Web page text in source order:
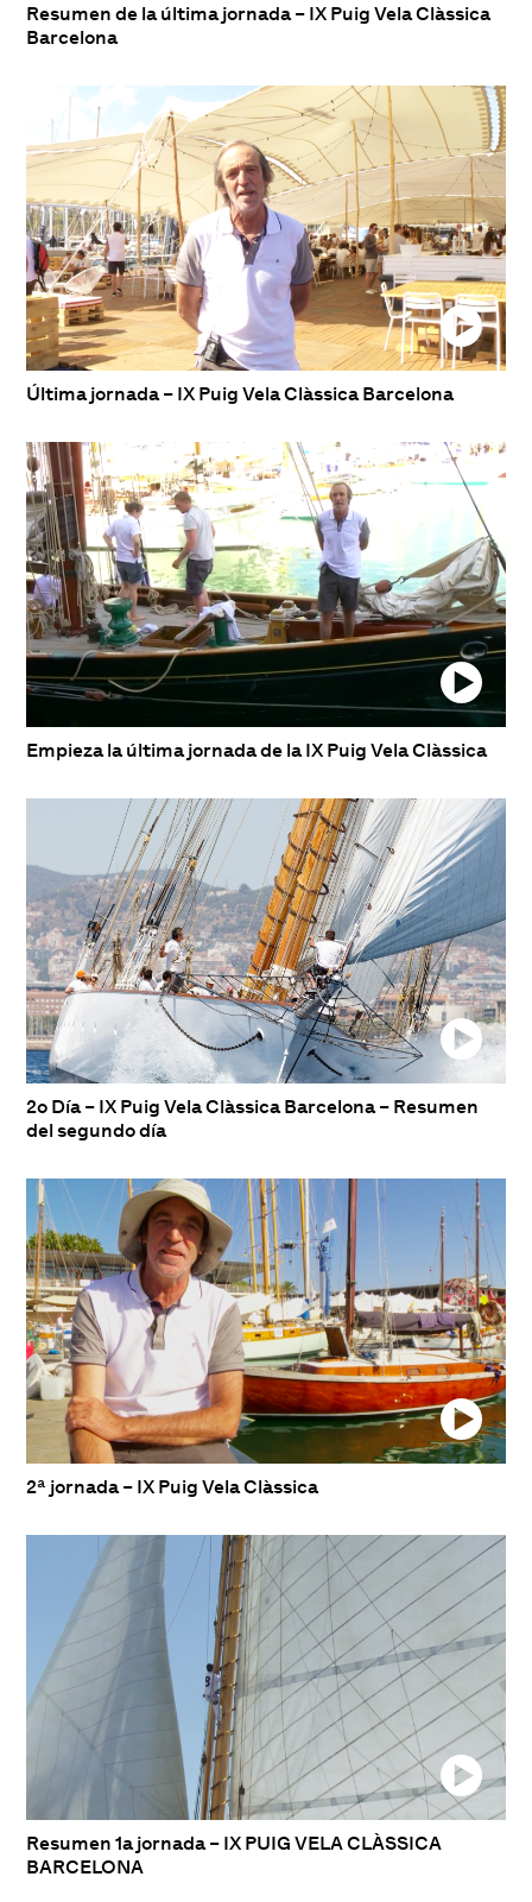
Resumen de la última jornada – IX Puig Vela Clàssica
Barcelona
Última jornada – IX Puig Vela Clàssica Barcelona
Empieza la última jornada de la IX Puig Vela Clàssica
2o Día – IX Puig Vela Clàssica Barcelona – Resumen
del segundo día
2ª jornada – IX Puig Vela Clàssica
Resumen 1a jornada – IX PUIG VELA CLÀSSICA
BARCELONA